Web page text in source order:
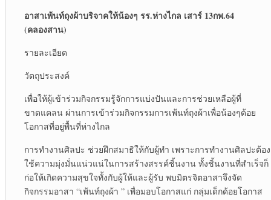
อาสาเพ้นท์ถุงผ้าบริจาคให้น้องๆ รร.ห่างไกล เสาร์ 13กพ.64
(คลองสาน)
รายละเอียด
วัตถุประสงค์
เพื่อให้ผู้เข้าร่วมกิจกรรมรู้จักการแบ่งปันและการช่วยเหลือผู้ที่
ขาดแคลน ผ่านการเข้าร่วมกิจกรรมการเพ้นท์ถุงผ้าเพื่อน้องๆด้อย
โอกาสที่อยู่พื้นที่ห่างไกล
การทำงานศิลปะ ช่วยฝึกสมาธิให้กับผู้ทำ เพราะการทำงานศิลปะต้อง
ใช้ความมุ่งมั่นแน่วแน่ในการสร้างสรรค์ชิ้นงาน ทั้งชิ้นงานที่สำเร็จก็
ก่อให้เกิดความสุขใจทั้งกับผู้ให้และผู้รับ พบมิตรจิตอาสาจึงจัด
กิจกรรมอาสา “เพ้นท์ถุงผ้า ” เพื่อมอบโอกาสแก่ กลุ่มเด็กด้อยโอกาส